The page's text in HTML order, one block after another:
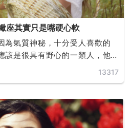
座其實只是嘴硬心軟
為氣質神秘，十分受人喜歡的
該是很具有野心的一類人，他
的事業做出很多犧牲，與其他
13317